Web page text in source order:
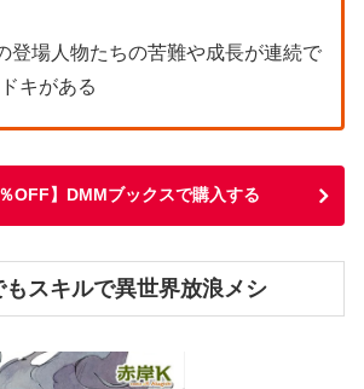
登場人物たちの苦難や成長が連続で
キがある
％OFF】DMMブックスで購入する
スキルで異世界放浪メシ